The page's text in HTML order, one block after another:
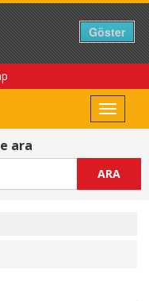
Toggle
ara
ARA
Göster